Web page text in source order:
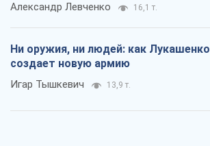
Александр Левченко 16,1 т.
Ни оружия, ни людей: как Лукашенко
создает новую армию
Игар Тышкевич 13,9 т.